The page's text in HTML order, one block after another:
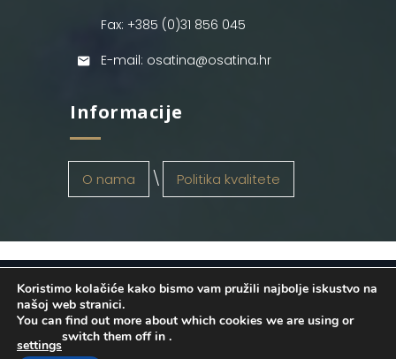
Fax: +385 (0)31 856 045
E-mail: osatina@osatina.hr
Informacije
O nama Politika kvalitete
OSATINA GRUPA d.o.o. 2026
. Configured
byINFOS Osijek. Sva prava pridržana.
Koristimo kolačiće kako bismo vam pružili najbolje iskustvo na
našoj web stranici.
You can find out more about which cookies we are using or
switch them off in
settings
.